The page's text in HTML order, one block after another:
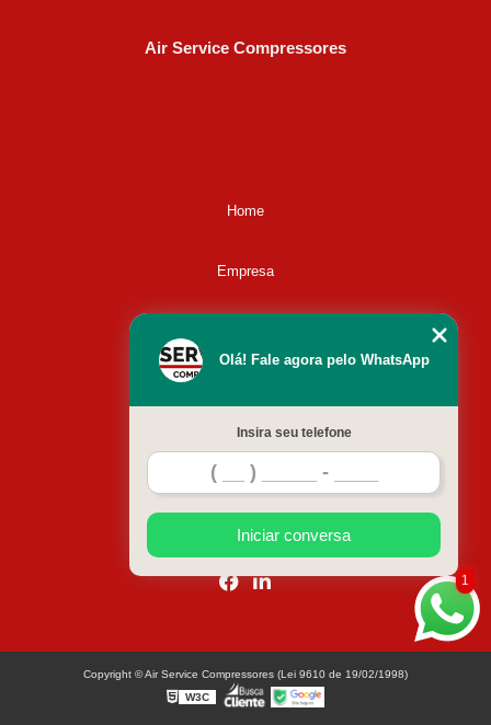
Air Service Compressores
Home
Empresa
Contato
Mapa do site
1
Olá! Fale agora pelo WhatsApp
Insira seu telefone
Iniciar conversa
Copyright © Air Service Compressores (Lei 9610 de 19/02/1998)
W3C